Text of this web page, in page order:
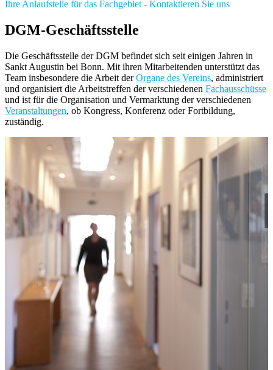
Ihre Anlaufstelle für das Fachgebiet - Kontaktieren Sie uns
DGM-Geschäftsstelle
Die Geschäftsstelle der DGM befindet sich seit einigen Jahren in
Sankt Augustin bei Bonn. Mit ihren Mitarbeitenden unterstützt das
Team insbesondere die Arbeit derOrgane des Vereins, administriert
und organisiert die Arbeitstreffen der verschiedenen Fachausschüsse
und ist für die Organisation und Vermarktung der verschiedenen
Veranstaltungen, ob Kongress, Konferenz oder Fortbildung,
zuständig.